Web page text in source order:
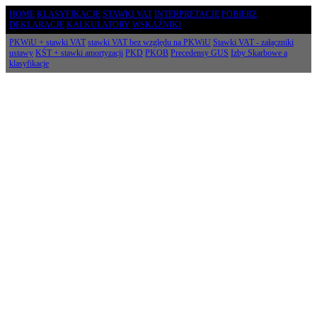
HOME KLASYFIKACJE STAWKI VAT INTERPRETACJE POBIERZ
DEKLARACJE KALKULATORY WSKAŹNIKI
PKWiU + stawki VAT stawki VAT bez względu na PKWiU Stawki VAT - załączniki
ustawy KŚT + stawki amortyzacji PKD PKOB Precedensy GUS Izby Skarbowe a
klasyfikacje